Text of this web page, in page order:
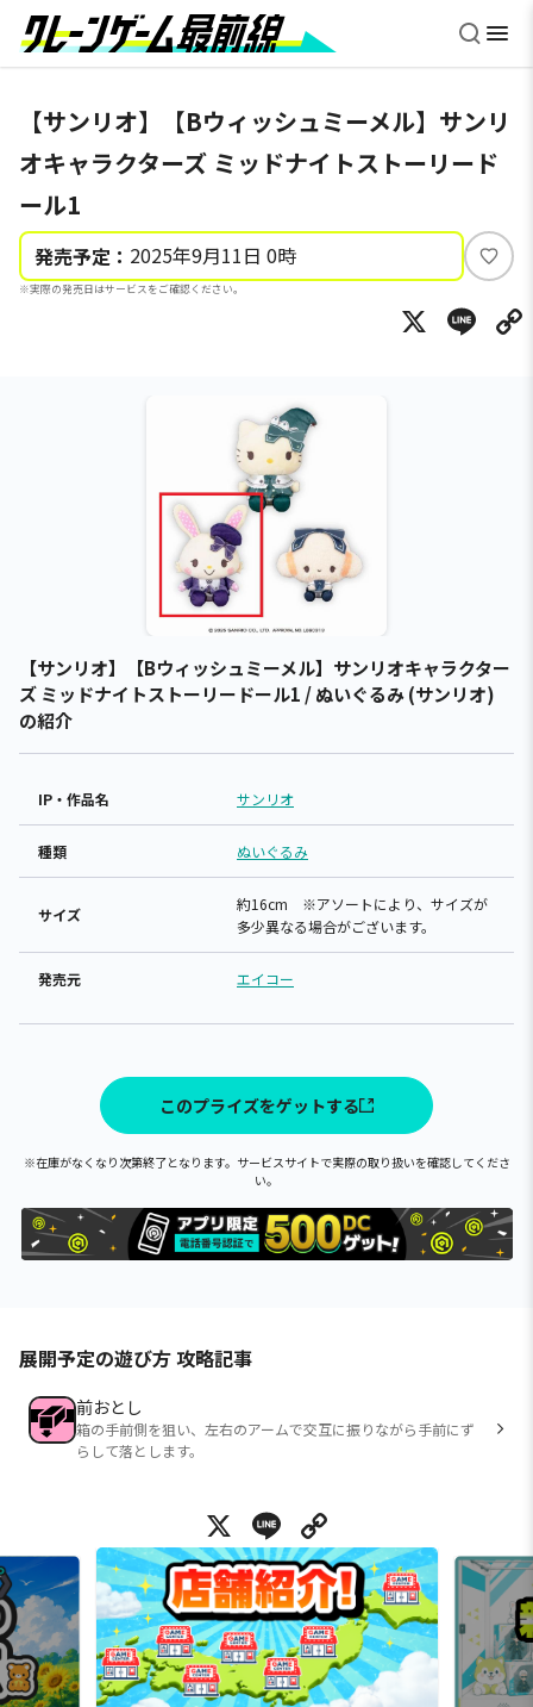
【サンリオ】【Bウィッシュミーメル】サンリ
オキャラクターズ ミッドナイトストーリード
ール1
発売予定： 2025年9月11日 0時
※実際の発売日はサービスをご確認ください。
い
ね
X
【サンリオ】【Bウィッシュミーメル】サンリオキャラクター
ズ ミッドナイトストーリードール1 / ぬいぐるみ (サンリオ)
の紹介
IP・作品名 サンリオ
種類 ぬいぐるみ
サイズ
約16cm ※アソートにより、サイズが
多少異なる場合がございます。
発売元 エイコー
このプライズをゲットする
※在庫がなくなり次第終了となります。サービスサイトで実際の取り扱いを確認してくださ
い。
展開予定の遊び方 攻略記事
前おとし
箱の手前側を狙い、左右のアームで交互に振りながら手前にず
らして落とします。
X Line